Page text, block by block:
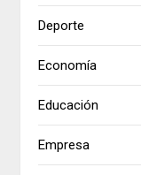
Deporte
Economía
Educación
Empresa